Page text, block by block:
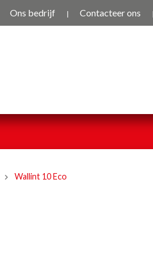
Ons bedrijf Contacteer ons
Wallint 10 Eco